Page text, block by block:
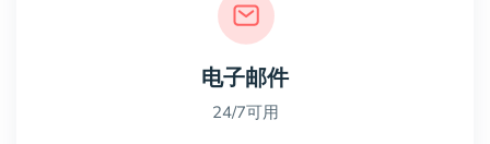
电子邮件
24/7可用